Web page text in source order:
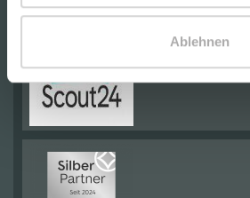
Ablehnen